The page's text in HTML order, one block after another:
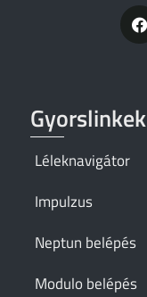
Gyorslinkek
Léleknavigátor
Impulzus
Neptun belépés
Modulo belépés